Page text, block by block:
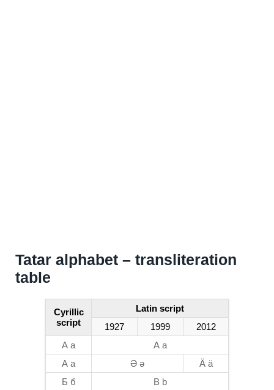
Tatar alphabet – transliteration
table
Cyrillic
script
Latin script
1927
1999
2012
А а
А а
А а
Ə ə
Ä ä
Б б
B b